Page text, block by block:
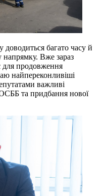
багато часу й
напрямку. Вже зараз
для продовження
найпереконливіші
важливі
та придбання нової